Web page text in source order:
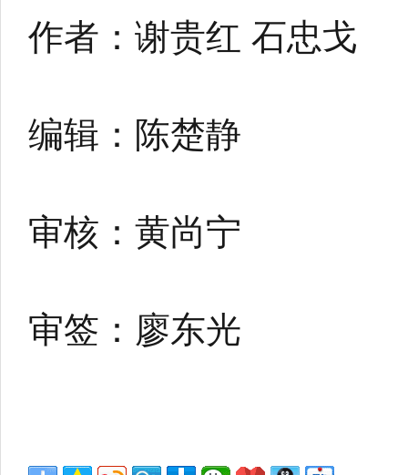
作者：谢贵红 石忠戈
编辑：陈楚静
审核：黄尚宁
审签：廖东光